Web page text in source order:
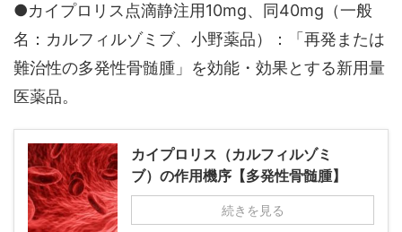
●カイプロリス点滴静注用10mg、同40mg（一般
名：カルフィルゾミブ、小野薬品）：「再発または
難治性の多発性骨髄腫」を効能・効果とする新用量
医薬品。
カイプロリス（カルフィルゾミ
ブ）の作用機序【多発性骨髄腫】
続きを見る